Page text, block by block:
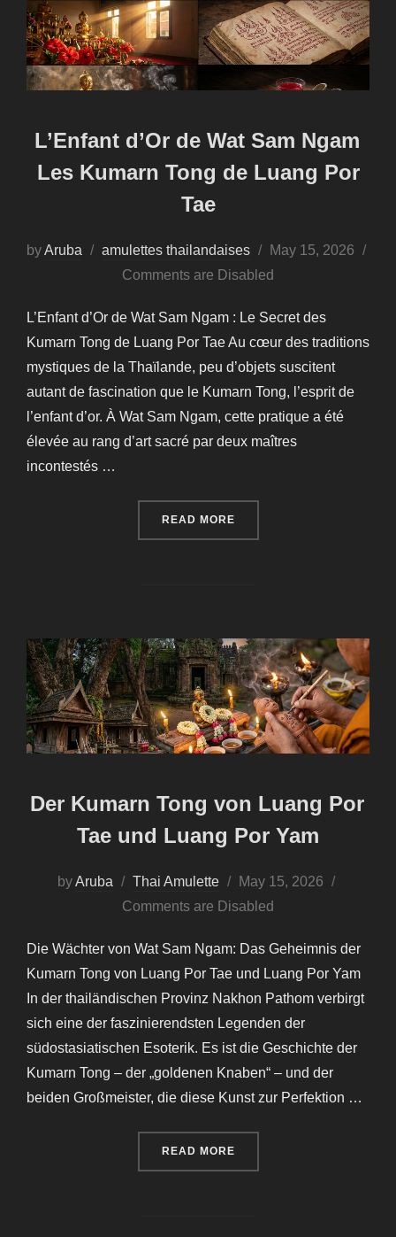
L’Enfant d’Or de Wat Sam Ngam
Les Kumarn Tong de Luang Por
Tae
byAruba amulettes thailandaises
Posted
on
May 15, 2026
Comments are Disabled
L’Enfant d’Or de Wat Sam Ngam : Le Secret des
Kumarn Tong de Luang Por Tae Au cœur des traditions
mystiques de la Thaïlande, peu d’objets suscitent
autant de fascination que le Kumarn Tong, l’esprit de
l’enfant d’or. À Wat Sam Ngam, cette pratique a été
élevée au rang d’art sacré par deux maîtres
incontestés …
READ MORE“L’ENFANT D’OR DE WAT
Der Kumarn Tong von Luang Por
Tae und Luang Por Yam
byAruba Thai Amulette
Posted
on
May 15, 2026
Comments are Disabled
Die Wächter von Wat Sam Ngam: Das Geheimnis der
Kumarn Tong von Luang Por Tae und Luang Por Yam
In der thailändischen Provinz Nakhon Pathom verbirgt
sich eine der faszinierendsten Legenden der
südostasiatischen Esoterik. Es ist die Geschichte der
Kumarn Tong – der „goldenen Knaben“ – und der
beiden Großmeister, die diese Kunst zur Perfektion …
READ MORE“DER KUMARN TONG VON